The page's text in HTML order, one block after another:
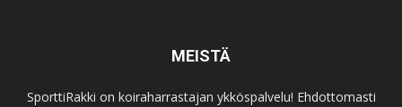
MEISTÄ
SporttiRakki on koiraharrastajan ykköspalvelu! Ehdottomasti